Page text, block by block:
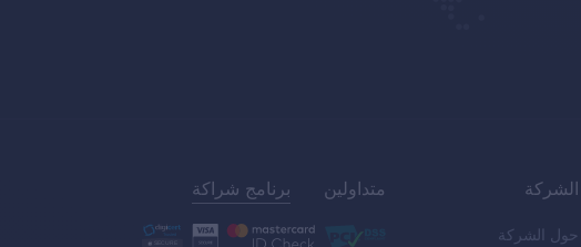
الشركة
حول الشركة
متداولين برنامج شراكة